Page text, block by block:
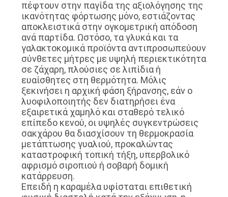
πέφτουν στην παγίδα της αξιολόγησης της
ικανότητας φόρτωσης μόνο, εστιάζοντας
αποκλειστικά στην ογκομετρική απόδοση
ανά παρτίδα. Ωστόσο, τα γλυκά και τα
γαλακτοκομικά προϊόντα αντιπροσωπεύουν
σύνθετες μήτρες με υψηλή περιεκτικότητα
σε ζάχαρη, πλούσιες σε λιπίδια ή
ευαίσθητες στη θερμότητα. Μόλις
ξεκινήσει η αρχική φάση ξήρανσης, εάν ο
λυοφιλοποιητής δεν διατηρήσει ένα
εξαιρετικά χαμηλό και σταθερό τελικό
επίπεδο κενού, οι υψηλές συγκεντρώσεις
σακχάρου θα διασχίσουν τη θερμοκρασία
μετάπτωσης γυαλιού, προκαλώντας
καταστροφική τοπική τήξη, υπερβολικό
αφρισμό σιροπιού ή σοβαρή δομική
κατάρρευση.
Επειδή η καραμέλα υφίσταται επιθετική